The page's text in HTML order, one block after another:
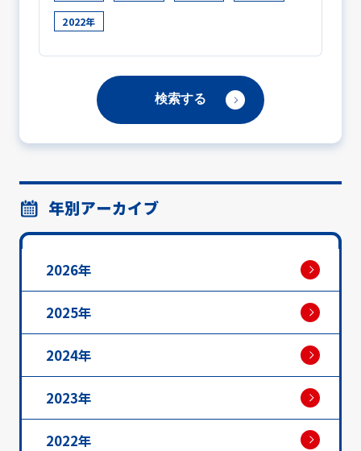
2022年
年別アーカイブ
2026年
2025年
2024年
2023年
2022年